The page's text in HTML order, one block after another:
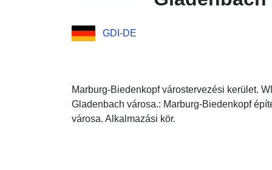
GDI-DE
Marburg-Biedenkopf várostervezési kerület.
Gladenbach városa.: Marburg-Biedenkopf
városa. Alkalmazási kör.